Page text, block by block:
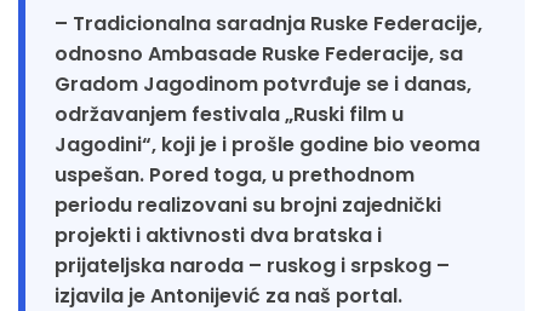
– Tradicionalna saradnja Ruske Federacije,
odnosno Ambasade Ruske Federacije, sa
Gradom Jagodinom potvrđuje se i danas,
održavanjem festivala „Ruski film u
Jagodini“, koji je i prošle godine bio veoma
uspešan. Pored toga, u prethodnom
periodu realizovani su brojni zajednički
projekti i aktivnosti dva bratska i
prijateljska naroda – ruskog i srpskog –
izjavila je Antonijević za naš portal.